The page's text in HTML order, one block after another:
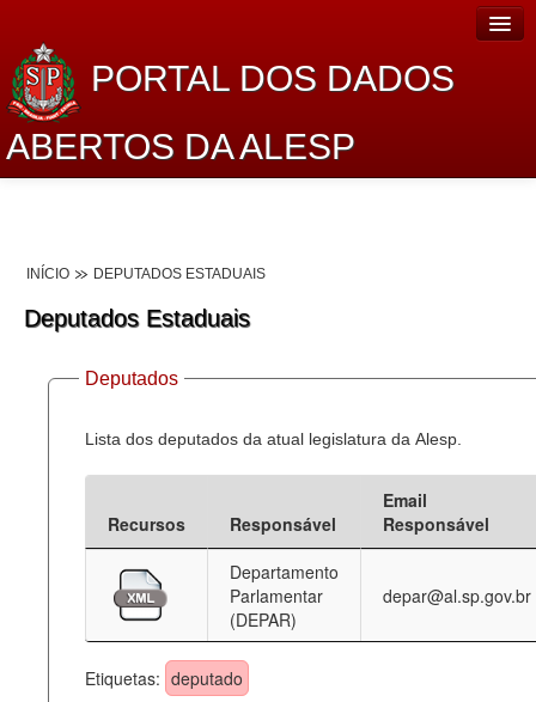
PORTAL DOS DADOS
ABERTOS DA ALESP
Lei de Acesso à Informação
Dados Governamentais Abertos
Planejamento
Catálogo de dados
Processo Legislativo
Deputados Estaduais
Administração
Legislação
INÍCIO DEPUTADOS ESTADUAIS
Deputados Estaduais
Deputados
Lista dos deputados da atual legislatura da Alesp.
Recursos Responsável
Email
Responsável
Departamento
Parlamentar
(DEPAR)
depar@al.sp.gov.br
Etiquetas: deputado